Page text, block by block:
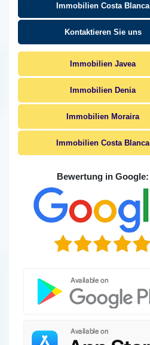
Immobilien Costa Blanca
Kontaktieren Sie uns
Immobilien Javea
Immobilien Denia
Immobilien Moraira
Immobilien Costa Blanca
Bewertung in Google: